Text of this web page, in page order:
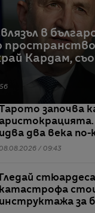
в
пространство
Кардам,
Тарото започва
идва два века по-
/ 09:43
Гледай
катастрофа
инструктажа за